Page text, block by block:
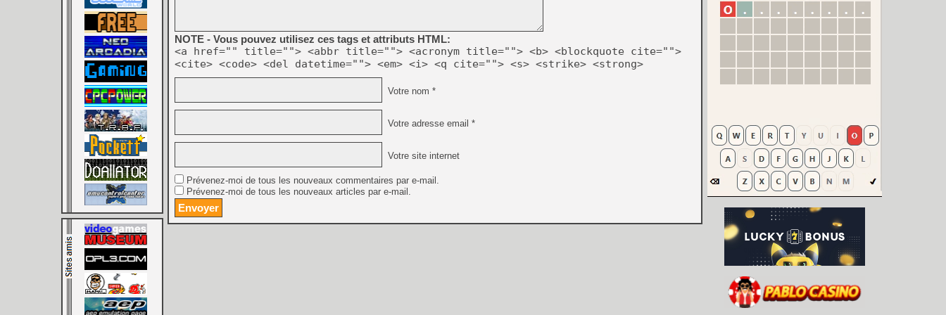
NOTE - Vous pouvez utilisez ces tags et attributs HTML:
<a href="" title=""> <abbr title=""> <acronym title=""> <b> <blockquote cite="">
<cite> <code> <del datetime=""> <em> <i> <q cite=""> <s> <strike> <strong>
Votre nom *
Votre adresse email *
Votre site internet
Prévenez-moi de tous les nouveaux commentaires par e-mail.
Prévenez-moi de tous les nouveaux articles par e-mail.